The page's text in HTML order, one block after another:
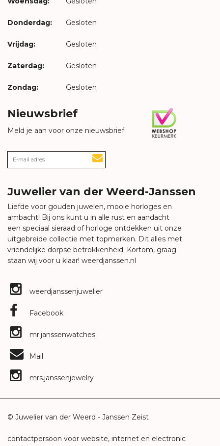
Donderdag: Gesloten
Vrijdag: Gesloten
Zaterdag: Gesloten
Zondag: Gesloten
Nieuwsbrief
Meld je aan voor onze nieuwsbrief
Juwelier van der Weerd-Janssen
Liefde voor gouden juwelen, mooie horloges en
ambacht! Bij ons kunt u in alle rust en aandacht
een speciaal sieraad of horloge ontdekken uit onze
uitgebreide collectie met topmerken. Dit alles met
vriendelijke dorpse betrokkenheid. Kortom, graag
staan wij voor u klaar! weerdjanssen.nl
weerdjanssenjuwelier
Facebook
mr.janssenwatches
Mail
mrs.janssenjewelry
© Juwelier van der Weerd - Janssen Zeist
contactpersoon voor website, internet en electronic